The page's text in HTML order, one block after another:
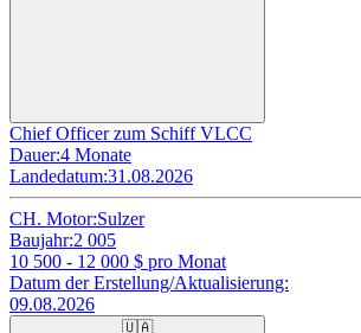
Chief Officer zum Schiff VLCC
Dauer:4 Monate
Landedatum:31.08.2026
CH. Motor:Sulzer
Baujahr:2 005
10 500 - 12 000 $ pro Monat
Datum der Erstellung/Aktualisierung:
09.08.2026
🇺🇦